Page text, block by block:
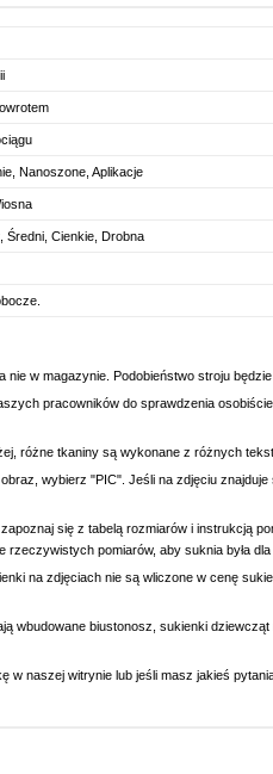
Nanoszone, Aplikacje
Średni, Cienkie, Drobna
nie w magazynie. Podobieństwo stroju
pracowników do sprawdzenia
różne tkaniny są wykonane z różnych
wybierz "PIC". Jeśli na zdjęciu
się z tabelą rozmiarów i instrukcją
rzeczywistych pomiarów, aby suknia była
na zdjęciach nie są wliczone w cenę
wbudowane biustonosz, sukienki
w naszej witrynie lub jeśli masz jakieś